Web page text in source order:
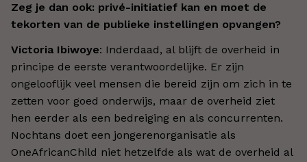
Zeg je dan ook: privé-initiatief kan en moet de
tekorten van de publieke instellingen opvangen?
Victoria Ibiwoye: Inderdaad, al blijft de overheid in
principe de eerste verantwoordelijke. Er zijn
ongelooflijk veel mensen die bereid zijn om zich in te
zetten voor goed onderwijs, maar de overheid ziet
hen eerder als een bedreiging en als concurrenten.
Nochtans doet een jongerenorganisatie als
OneAfricanChild niet hetzelfde als wat de overheid al